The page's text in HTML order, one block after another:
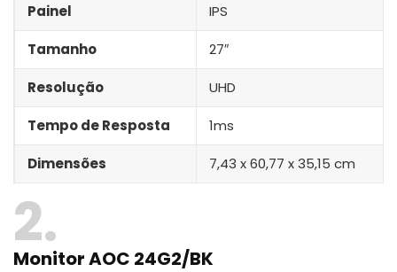
Painel IPS
Tamanho 27″
Resolução UHD
Tempo de Resposta 1ms
Dimensões ‎7,43 x 60,77 x 35,15 cm
2
Monitor AOC 24G2/BK